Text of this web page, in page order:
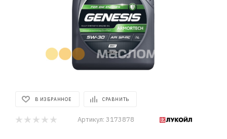
В ИЗБРАННОЕ СРАВНИТЬ
Артикул: 3173878